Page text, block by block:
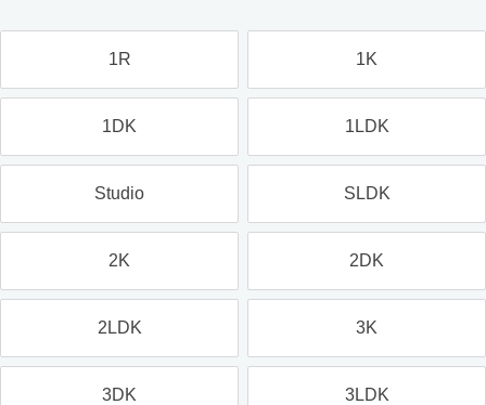
1R 1K
1DK 1LDK
Studio SLDK
2K 2DK
2LDK 3K
3DK 3LDK